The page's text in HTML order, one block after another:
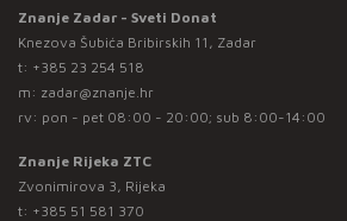
Znanje Zadar - Sveti Donat
Knezova Šubića Bribirskih 11, Zadar
t: +385 23 254 518
m: zadar@znanje.hr
rv: pon - pet 08:00 - 20:00; sub 8:00-14:00
Znanje Rijeka ZTC
Zvonimirova 3, Rijeka
t: +385 51 581 370